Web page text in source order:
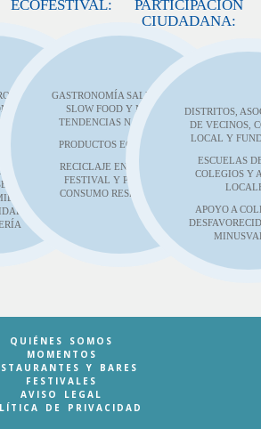
DE
CARPAS,
Y
Y
ECOFESTIVAL:
GASTRONOMÍA SALUDABLE,
SLOW FOOD Y NUEVAS
TENDENCIAS NATURALES
PRODUCTOS ECÓLOGICOS
RECICLAJE EN EL PROPIO
FESTIVAL Y PAUTAS DE
CONSUMO RESPONSABLE
PARTICIPACIÓN
CIUDADANA:
DISTRITOS,
DE VECINOS,
LOCAL Y
ESCUELAS
COLEGIOS Y
APOYO A
QUIÉNES SOMOS
MOMENTOS
Y BARES
FESTIVALES
AVISO LEGAL
DE PRIVACIDAD